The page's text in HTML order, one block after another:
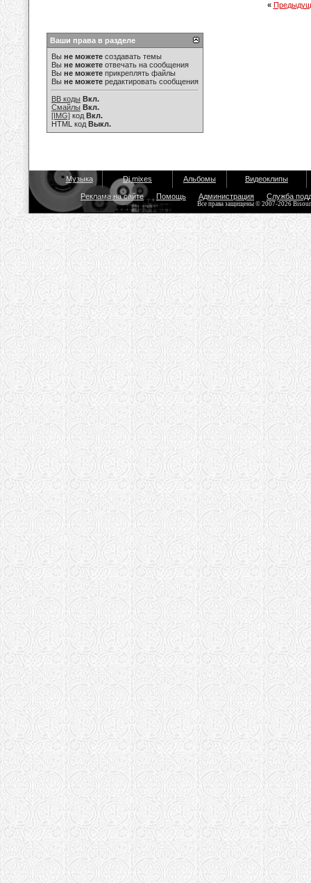
«
Ваши права в разделе
Вы не можете создавать темы
Вы не можете отвечать на сообщения
Вы не можете прикреплять файлы
Вы не можете редактировать сообщения
BB коды Вкл.
Смайлы Вкл.
[IMG] код Вкл.
HTML код Выкл.
Музыка Dj mixes Альбомы Видеоклипы
Реклама на сайте Помощь Администрация Служба
Все права защищены © 2007-2026